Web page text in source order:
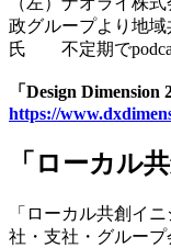
政グループより地
氏 不定期で
「Design
https://
「ローカル
「ローカル共創イ
社・支社・グルー